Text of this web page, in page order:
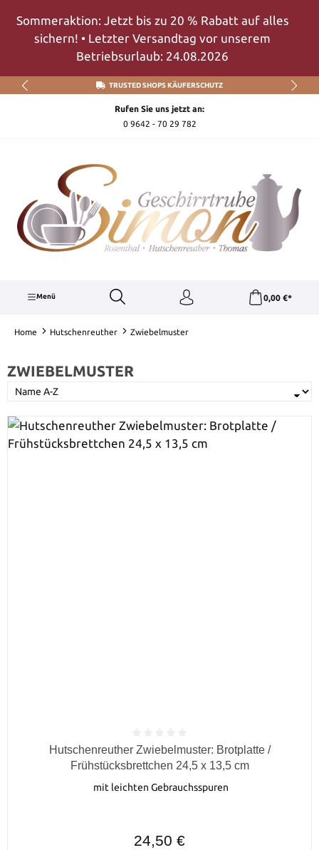
Zum Hauptinhalt springen
Sommeraktion: Jetzt bis zu 20 % Rabatt auf alles
sichern! • Letzter Versandtag vor unserem
Betriebsurlaub: 24.08.2026
TRUSTED SHOPS KÄUFERSCHUTZ
Rufen Sie uns jetzt an:
0 9642 - 70 29 782
Menü 0,00 €*
Home Hutschenreuther Zwiebelmuster
ZWIEBELMUSTER
Durchschnittliche Bewertung von 0 von 5 Sternen
Hutschenreuther Zwiebelmuster: Brotplatte /
Frühstücksbrettchen 24,5 x 13,5 cm
mit leichten Gebrauchsspuren
24,50 €